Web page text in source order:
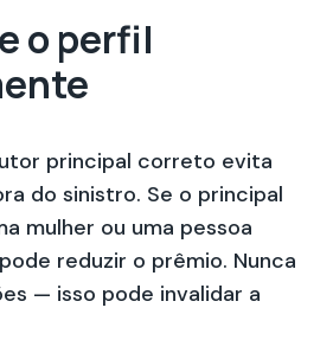
o perfil
principal correto evita
do sinistro. Se o principal
mulher ou uma pessoa
reduzir o prêmio. Nunca
— isso pode invalidar a